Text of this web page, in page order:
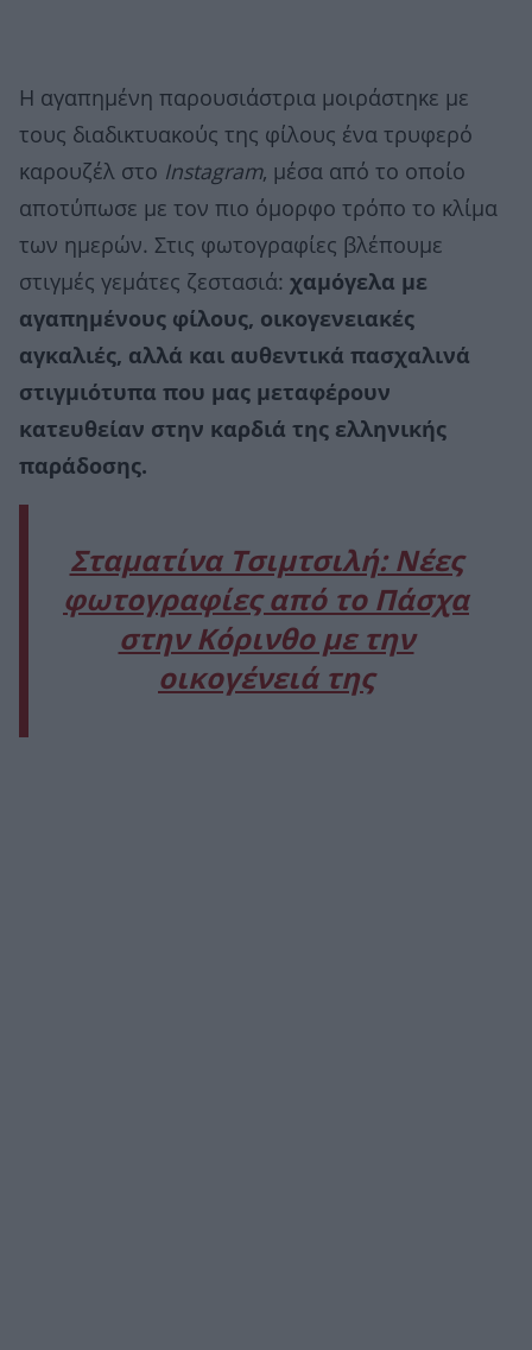
Η αγαπημένη παρουσιάστρια μοιράστηκε με
τους διαδικτυακούς της φίλους ένα τρυφερό
καρουζέλ στο Instagram, μέσα από το οποίο
αποτύπωσε με τον πιο όμορφο τρόπο το κλίμα
των ημερών. Στις φωτογραφίες βλέπουμε
στιγμές γεμάτες ζεστασιά: χαμόγελα με
αγαπημένους φίλους, οικογενειακές
αγκαλιές, αλλά και αυθεντικά πασχαλινά
στιγμιότυπα που μας μεταφέρουν
κατευθείαν στην καρδιά της ελληνικής
παράδοσης.
Σταματίνα Τσιμτσιλή: Νέες
φωτογραφίες από το Πάσχα
στην Κόρινθο με την
οικογένειά της